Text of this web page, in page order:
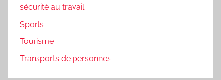
sécurité au travail
Sports
Tourisme
Transports de personnes